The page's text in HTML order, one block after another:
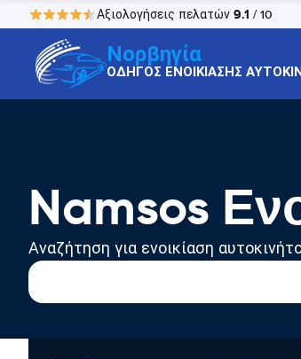
Αξιολογήσεις πελατών 9.1 / 10
Νορβηγία
ΟΔΗΓΟΣ ΕΝΟΙΚΙΑΣΗΣ
Namsos
Αναζήτηση για ενοικίαση